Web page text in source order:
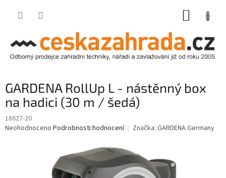
GARDENA RollUp L - nástěnný box
na hadici (30 m / šedá)
18627-20
Průměrné
Neohodnoceno Podrobnosti hodnocení Značka: GARDENA Germany